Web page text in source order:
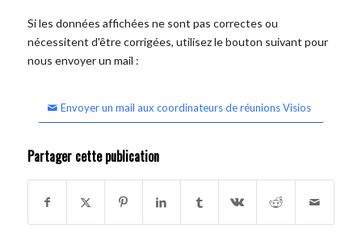
Si les données affichées ne sont pas correctes ou
nécessitent d'être corrigées, utilisez le bouton suivant pour
nous envoyer un mail :
Envoyer un mail aux coordinateurs de réunions Visios
Partager cette publication